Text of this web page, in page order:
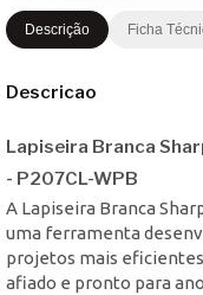
Descrição Ficha
Descricao
Lapiseira Branca
- P207CL-WPB
A Lapiseira Branca
uma ferramenta
projetos mais
afiado e pronto para